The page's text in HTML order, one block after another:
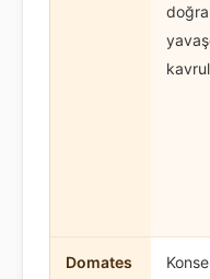
Domates